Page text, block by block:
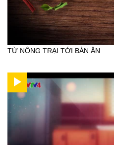
TỪ NÔNG TRẠI TỚI BÀN ĂN